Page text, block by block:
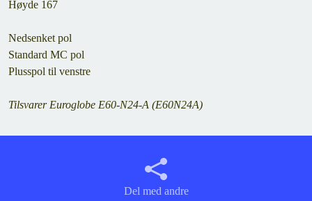
Høyde 167
Nedsenket pol
Standard MC pol
Plusspol til venstre
Tilsvarer Euroglobe E60-N24-A (E60N24A)
Del med andre